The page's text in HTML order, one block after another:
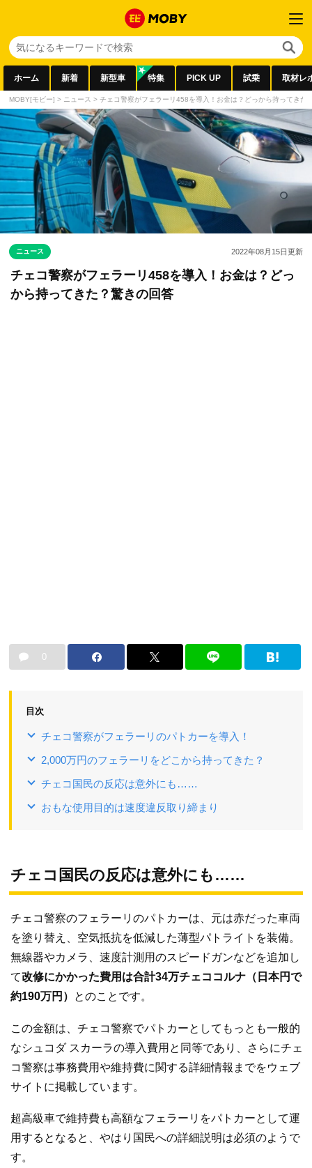
ホーム 新着 新型車 特集 PICK UP 試乗 取材レ
MOBY[モビー] > ニュース > チェコ警察がフェラーリ458を導入！お金は？どっから持ってきた
ニュース 2022年08月15日更新
チェコ警察がフェラーリ458を導入！お金は？どっ
から持ってきた？驚きの回答
0
目次
チェコ警察がフェラーリのパトカーを導入！
2,000万円のフェラーリをどこから持ってきた？
チェコ国民の反応は意外にも……
おもな使用目的は速度違反取り締まり
チェコ国民の反応は意外にも……
チェコ警察のフェラーリのパトカーは、元は赤だった車両
を塗り替え、空気抵抗を低減した薄型パトライトを装備。
無線器やカメラ、速度計測用のスピードガンなどを追加し
て改修にかかった費用は合計34万チェココルナ（日本円で
約190万円）
とのことです。
この金額は、チェコ警察でパトカーとしてもっとも一般的
なシュコダ スカーラの導入費用と同等であり、さらにチェ
コ警察は事務費用や維持費に関する詳細情報までをウェブ
サイトに掲載しています。
超高級車で維持費も高額なフェラーリをパトカーとして運
用するとなると、やはり国民への詳細説明は必須のようで
す。